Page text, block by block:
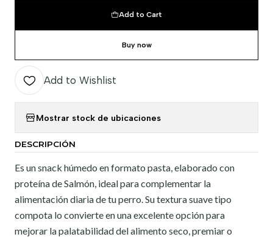
Add to Cart
Buy now
Add to Wishlist
Mostrar stock de ubicaciones
DESCRIPCIÓN
Es un snack húmedo en formato pasta, elaborado con
proteína de Salmón, ideal para complementar la
alimentación diaria de tu perro. Su textura suave tipo
compota lo convierte en una excelente opción para
mejorar la palatabilidad del alimento seco, premiar o